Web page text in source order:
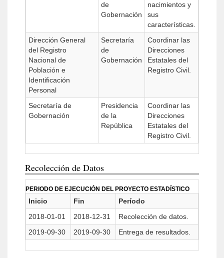
de
Gobernación
nacimientos y
sus
características.
Dirección General
del Registro
Nacional de
Población e
Identificación
Personal
Secretaría
de
Gobernación
Coordinar las
Direcciones
Estatales del
Registro Civil.
Secretaría de
Gobernación
Presidencia
de la
República
Coordinar las
Direcciones
Estatales del
Registro Civil.
Recolección de Datos
PERIODO DE EJECUCIÓN DEL PROYECTO ESTADÍSTICO
Inicio Fin
Período
2018-01-01
2018-12-31
Recolección de datos.
2019-09-30
2019-09-30 Entrega de resultados.